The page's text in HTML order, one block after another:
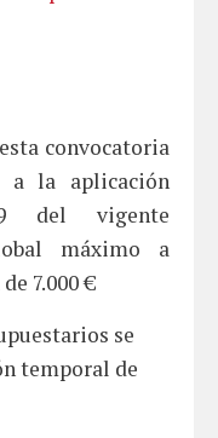
convocatoria
a la aplicación
del vigente
máximo a
7.000 €
se
temporal de